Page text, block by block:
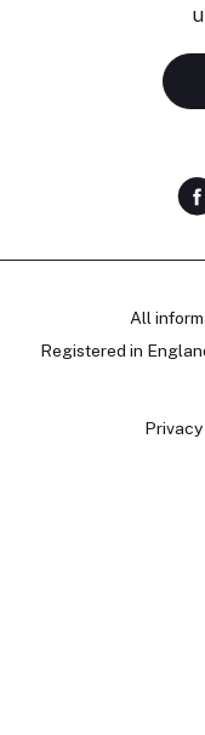
All
Registered in